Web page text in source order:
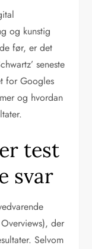
og kunstig
før, er det
seneste
for Googles
og hvordan
test
svar
der
Selvom